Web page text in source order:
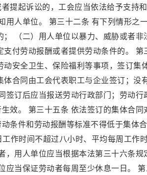
提起诉讼的，工会应当依法给予支持
用人单位。 第三十二条 有下列情形之
（二）用人单位以暴力、威胁或者非
付劳动报酬或者提供劳动条件的。 第
安全卫生、保险福利等事项，签订集
合同由工会代表职工与企业签订；没
签订后应当报送劳动行政部门；劳动行
效。 第三十五条 依法签订的集体合同
条件和劳动报酬等标准不得低于集体
作时间不超过八小时、平均每周工作
，用人单位应当根据本法第三十六条规
应当保证劳动者每周至少休息一日。 第